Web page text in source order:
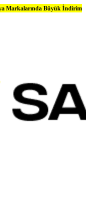
İndirimler